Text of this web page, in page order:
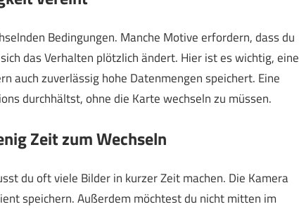
Bedingungen. Manche Motive erfordern, dass du
das Verhalten plötzlich ändert. Hier ist es wichtig, eine
auch zuverlässig hohe Datenmengen speichert. Eine
durchhältst, ohne die Karte wechseln zu müssen.
Zeit zum Wechseln
du oft viele Bilder in kurzer Zeit machen. Die Kamera
speichern. Außerdem möchtest du nicht mitten im